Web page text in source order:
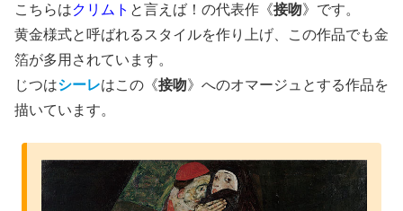
こちらはクリムト と言えば！の代表作《接吻》です。
黄金様式と呼ばれるスタイルを作り上げ、この作品でも金
箔が多用されています。
じつはシーレはこの《接吻》へのオマージュとする作品を
描いています。